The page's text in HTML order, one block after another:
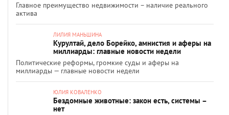
Главное преимущество недвижимости – наличие реального
актива
ЛИЛИЯ МАНЬШИНА
Курултай, дело Борейко, амнистия и аферы на
миллиарды: главные новости недели
Политические реформы, громкие суды и аферы на
миллиарды — главные новости недели
ЮЛИЯ КОВАЛЕНКО
Бездомные животные: закон есть, системы –
нет